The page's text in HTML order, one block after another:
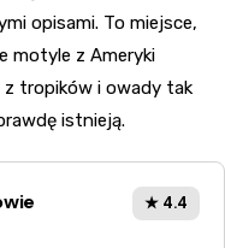
opisami. To miejsce,
motyle z Ameryki
z tropików i owady tak
istnieją.
★ 4.4